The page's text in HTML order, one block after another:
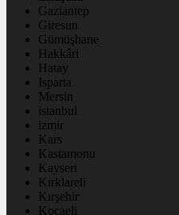
Gaziantep
Giresun
Gümüşhane
Hakkâri
Hatay
Isparta
Mersin
istanbul
izmir
Kars
Kastamonu
Kayseri
Kırklareli
Kırşehir
Kocaeli